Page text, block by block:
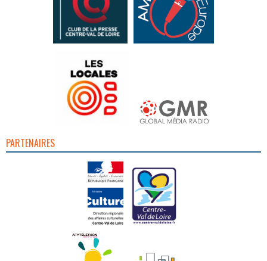
PARTENAIRES